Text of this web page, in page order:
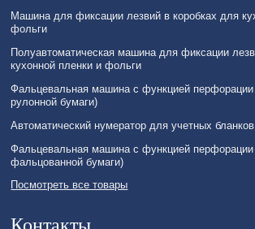
Машина для фиксации лезвий в коробках для
фольги
Полуавтоматическая машина для фиксации
кухонной пленки и фольги
Фальцевальная машина с функцией
рулонной бумаги)
Автоматический нумератор для учетных бланков
Фальцевальная машина с функцией
фальцованной бумаги)
Посмотреть все товары